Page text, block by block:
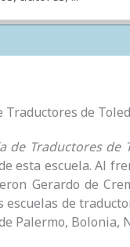
Traductores de
de Traductores de
esta escuela. Al
Gerardo de
escuelas de
Palermo, Bolonia,